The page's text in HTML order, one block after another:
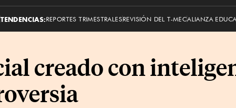
TENDENCIAS:REPORTES TRIMESTRALESREVISIÓN DEL T-MECALIANZA
creado con